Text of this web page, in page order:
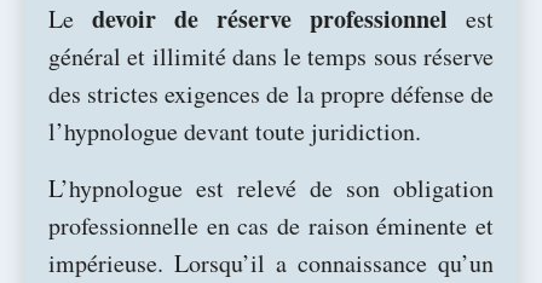
Le devoir de réserve professionnel est
général et illimité dans le temps sous réserve
des strictes exigences de la propre défense de
l’hypnologue devant toute juridiction.
L’hypnologue est relevé de son obligation
professionnelle en cas de raison éminente et
impérieuse. Lorsqu’il a connaissance qu’un